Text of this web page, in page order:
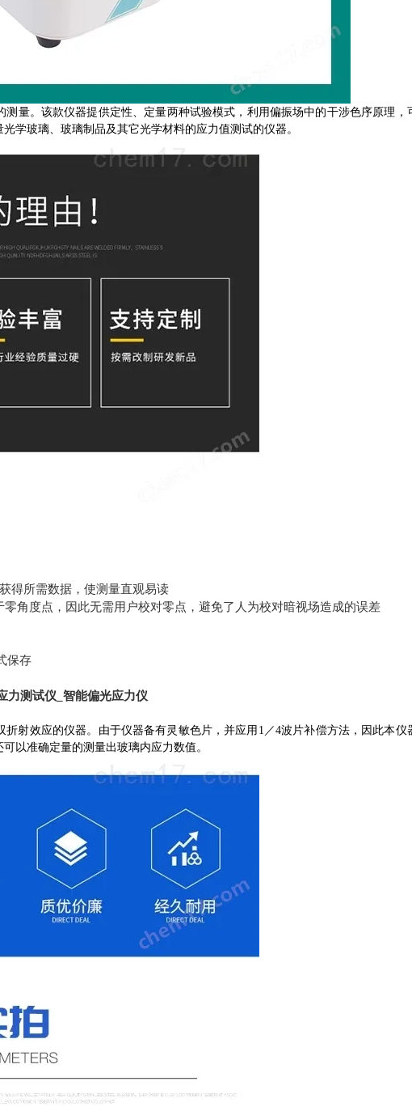
量。该款仪器提供定性、定量两种试验模式，利用偏振场中的干涉色序原理，
学玻璃、玻璃制品及其它光学材料的应力值测试的仪器。
得所需数据，使测量直观易读
角度点，因此无需用户校对零点，避免了人为校对暗视场造成的误差
保存
力测试仪_智能偏光应力仪
射效应的仪器。由于仪器备有灵敏色片，并应用1／4波片补偿方法，因此本仪
以准确定量的测量出玻璃内应力数值。